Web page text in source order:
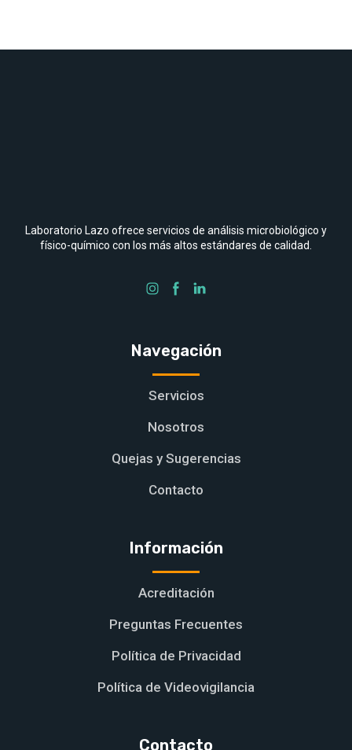
Laboratorio Lazo ofrece servicios de análisis microbiológico y
físico-químico con los más altos estándares de calidad.
Navegación
Servicios
Nosotros
Quejas y Sugerencias
Contacto
Información
Acreditación
Preguntas Frecuentes
Política de Privacidad
Política de Videovigilancia
Contacto